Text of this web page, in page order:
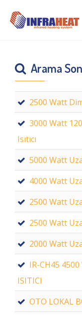
Arama
2500 Watt
3000 Watt
Isıtıcı
5000 Watt
4000 Watt
2500 Watt
2500 Watt
2000 Watt
IR-CH45 4500
ISITICI
OTO LOKAL